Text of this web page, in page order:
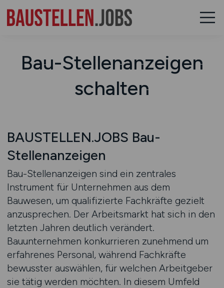
Bau-Stellenanzeigen
schalten
BAUSTELLEN.JOBS Bau-
Stellenanzeigen
Bau-Stellenanzeigen sind ein zentrales
Instrument für Unternehmen aus dem
Bauwesen, um qualifizierte Fachkräfte gezielt
anzusprechen. Der Arbeitsmarkt hat sich in den
letzten Jahren deutlich verändert.
Bauunternehmen konkurrieren zunehmend um
erfahrenes Personal, während Fachkräfte
bewusster auswählen, für welchen Arbeitgeber
sie tätig werden möchten. In diesem Umfeld